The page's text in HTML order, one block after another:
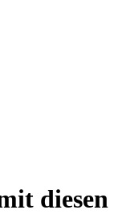
diesen